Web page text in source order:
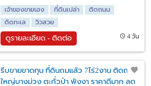
เจ้าของขายเอง
ที่ดินเปล่า
ติดถนน
ติดทะเล
วิวสวย
ดูรายละเอียด - ติดต่อ 4 วัน
รีบขายขาดทุน ที่ดินถมแล้ว 7ไร่2งาน ติดถนน
ใหญ่บางม่วง ตะกั่วป่า พังงา ราคาดีมาก ลด